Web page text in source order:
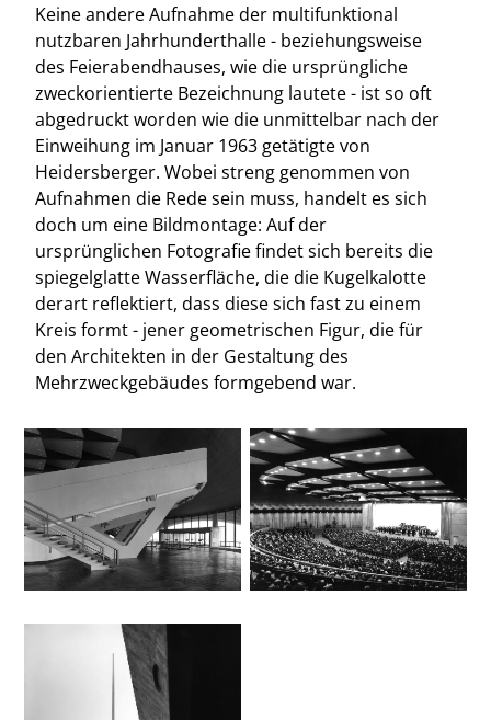
Keine andere Aufnahme der multifunktional
nutzbaren Jahrhunderthalle - beziehungsweise
des Feierabendhauses, wie die ursprüngliche
zweckorientierte Bezeichnung lautete - ist so oft
abgedruckt worden wie die unmittelbar nach der
Einweihung im Januar 1963 getätigte von
Heidersberger. Wobei streng genommen von
Aufnahmen die Rede sein muss, handelt es sich
doch um eine Bildmontage: Auf der
ursprünglichen Fotografie findet sich bereits die
spiegelglatte Wasserfläche, die die Kugelkalotte
derart reflektiert, dass diese sich fast zu einem
Kreis formt - jener geometrischen Figur, die für
den Architekten in der Gestaltung des
Mehrzweckgebäudes formgebend war.